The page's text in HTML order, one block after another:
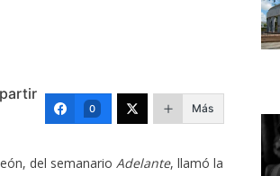
0 Más
del semanario Adelante, llamó la